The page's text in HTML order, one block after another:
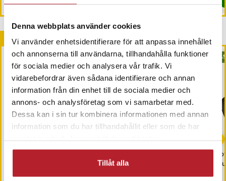
Denna webbplats använder cookies
Vi använder enhetsidentifierare för att anpassa innehållet
och annonserna till användarna, tillhandahålla funktioner
för sociala medier och analysera vår trafik. Vi
vidarebefordrar även sådana identifierare och annan
information från din enhet till de sociala medier och
annons- och analysföretag som vi samarbetar med.
Dessa kan i sin tur kombinera informationen med annan
information som du har tillhandahållit eller som de har
Tillåt alla
Andra köpte också
- 57%